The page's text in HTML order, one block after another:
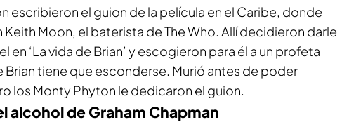
escribieron el guion de la película en el Caribe, donde
Moon, el baterista de The Who. Allí decidieron darle
en ‘La vida de Brian’ y escogieron para él a un profeta
Brian tiene que esconderse. Murió antes de poder
los Monty Phyton le dedicaron el guion.
alcohol de Graham Chapman